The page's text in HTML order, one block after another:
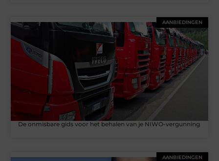
AANBIEDINGEN
De onmisbare gids voor het behalen van je NIWO-vergunning
AANBIEDINGEN